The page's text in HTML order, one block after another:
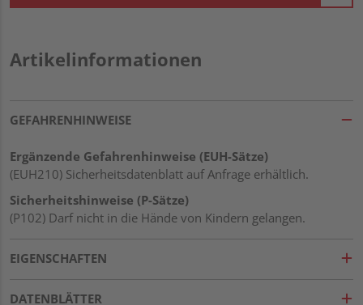
Artikelinformationen
GEFAHRENHINWEISE
Ergänzende Gefahrenhinweise (EUH-Sätze)
(EUH210) Sicherheitsdatenblatt auf Anfrage erhältlich.
Sicherheitshinweise (P-Sätze)
(P102) Darf nicht in die Hände von Kindern gelangen.
EIGENSCHAFTEN
DATENBLÄTTER